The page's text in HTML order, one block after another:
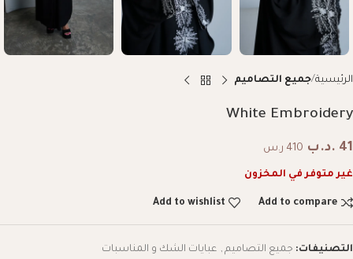
الرئيسية جميع التصاميم
White Embroidery
41 .د.ب 410 ر.س
غير متوفر في المخزون
Add to compare
Add to wishlist
التصنيفات: جميع التصاميم , عبايات الشك و المناسبات